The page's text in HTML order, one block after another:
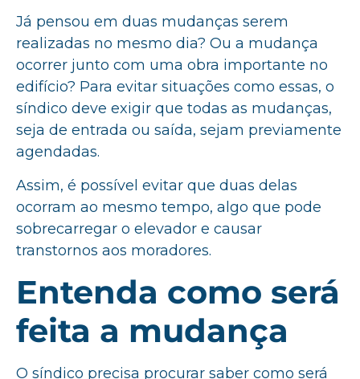
Já pensou em duas mudanças serem
realizadas no mesmo dia? Ou a mudança
ocorrer junto com uma obra importante no
edifício? Para evitar situações como essas, o
síndico deve exigir que todas as mudanças,
seja de entrada ou saída, sejam previamente
agendadas.
Assim, é possível evitar que duas delas
ocorram ao mesmo tempo, algo que pode
sobrecarregar o elevador e causar
transtornos aos moradores.
Entenda como será
feita a mudança
O síndico precisa procurar saber como será